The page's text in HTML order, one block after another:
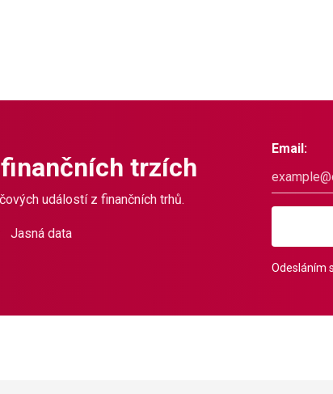
trzích
událostí z finančních trhů.
Jasná data
Email:
Odesláním